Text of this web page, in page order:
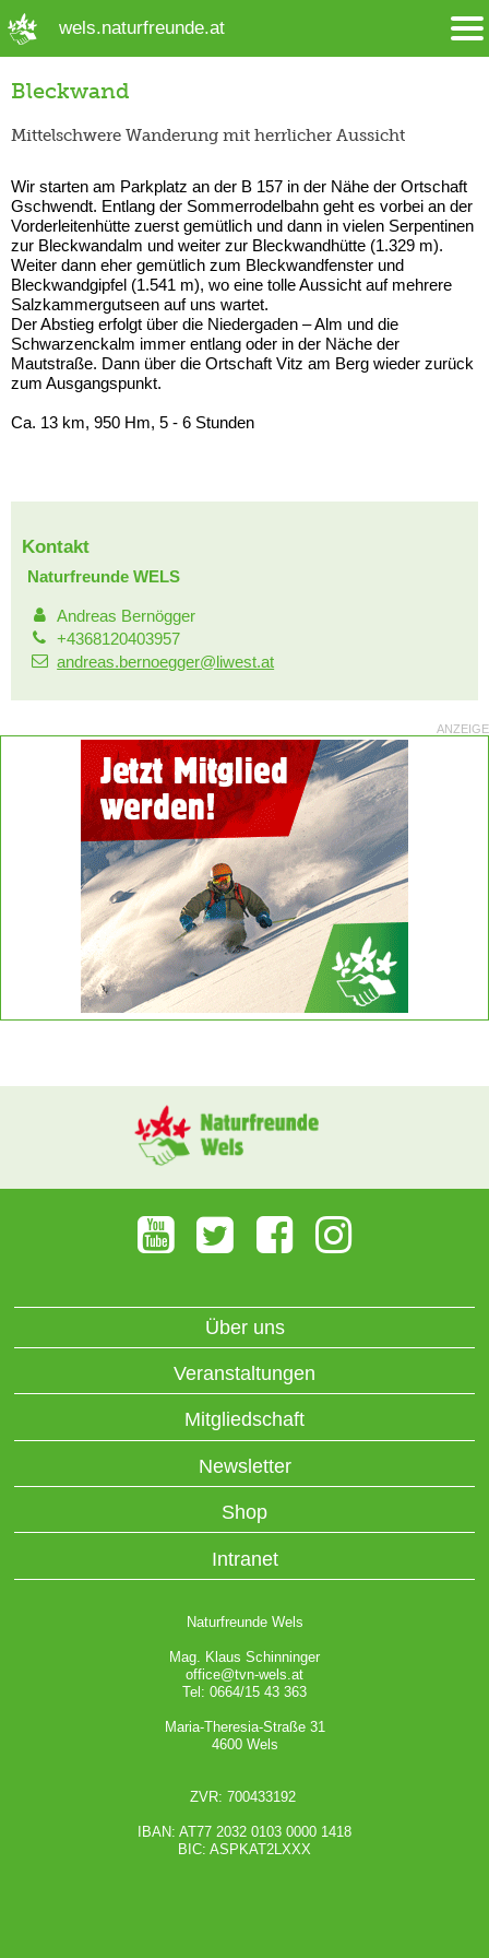
wels.naturfreunde.at
Bleckwand
Mittelschwere Wanderung mit herrlicher Aussicht
Wir starten am Parkplatz an der B 157 in der Nähe der Ortschaft
Gschwendt. Entlang der Sommerrodelbahn geht es vorbei an der
Vorderleitenhütte zuerst gemütlich und dann in vielen Serpentinen
zur Bleckwandalm und weiter zur Bleckwandhütte (1.329 m).
Weiter dann eher gemütlich zum Bleckwandfenster und
Bleckwandgipfel (1.541 m), wo eine tolle Aussicht auf mehrere
Salzkammergutseen auf uns wartet.
Der Abstieg erfolgt über die Niedergaden – Alm und die
Schwarzenckalm immer entlang oder in der Näche der
Mautstraße. Dann über die Ortschaft Vitz am Berg wieder zurück
zum Ausgangspunkt.
Ca. 13 km, 950 Hm, 5 - 6 Stunden
Kontakt
Naturfreunde WELS
Andreas Bernögger
+4368120403957
andreas.bernoegger@liwest.at
ANZEIGE
Über uns
Veranstaltungen
Mitgliedschaft
Newsletter
Shop
Intranet
Naturfreunde Wels
Mag. Klaus Schinninger
office@tvn-wels.at
Tel: 0664/15 43 363
Maria-Theresia-Straße 31
4600 Wels
ZVR: 700433192
IBAN: AT77 2032 0103 0000 1418
BIC: ASPKAT2LXXX